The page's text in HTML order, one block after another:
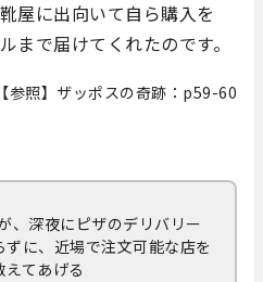
屋に出向いて自ら購入を
まで届けてくれたのです。
【参照】ザッポスの奇跡：p59-60
、深夜にピザのデリバリー
ずに、近場で注文可能な店を
てあげる